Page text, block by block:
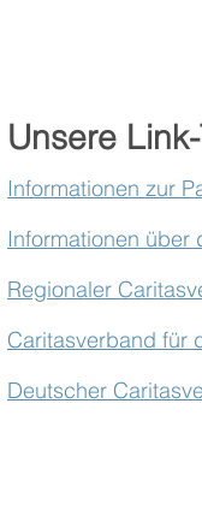
Unsere
Informationen zur
Informationen über
Regionaler
Caritasverband für
Deutscher